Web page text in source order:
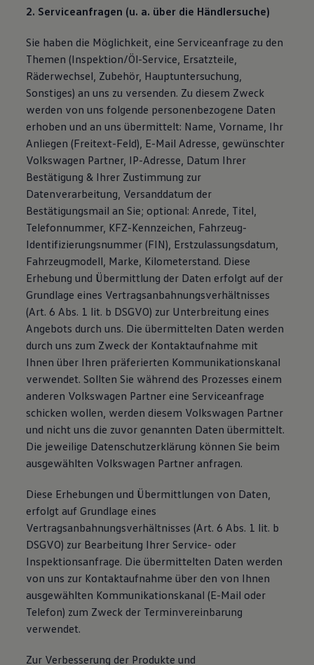
2. Serviceanfragen (u. a. über die Händlersuche)
Sie haben die Möglichkeit, eine Serviceanfrage zu den
Themen (Inspektion/Öl-Service, Ersatzteile,
Räderwechsel, Zubehör, Hauptuntersuchung,
Sonstiges) an uns zu versenden. Zu diesem Zweck
werden von uns folgende personenbezogene Daten
erhoben und an uns übermittelt: Name, Vorname, Ihr
Anliegen (Freitext-Feld), E-Mail Adresse, gewünschter
Volkswagen Partner, IP-Adresse, Datum Ihrer
Bestätigung & Ihrer Zustimmung zur
Datenverarbeitung, Versanddatum der
Bestätigungsmail an Sie; optional: Anrede, Titel,
Telefonnummer, KFZ-Kennzeichen, Fahrzeug-
Identifizierungsnummer (FIN), Erstzulassungsdatum,
Fahrzeugmodell, Marke, Kilometerstand. Diese
Erhebung und Übermittlung der Daten erfolgt auf der
Grundlage eines Vertragsanbahnungsverhältnisses
(Art. 6 Abs. 1 lit. b DSGVO) zur Unterbreitung eines
Angebots durch uns. Die übermittelten Daten werden
durch uns zum Zweck der Kontaktaufnahme mit
Ihnen über Ihren präferierten Kommunikationskanal
verwendet. Sollten Sie während des Prozesses einem
anderen Volkswagen Partner eine Serviceanfrage
schicken wollen, werden diesem Volkswagen Partner
und nicht uns die zuvor genannten Daten übermittelt.
Die jeweilige Datenschutzerklärung können Sie beim
ausgewählten Volkswagen Partner anfragen.
Diese Erhebungen und Übermittlungen von Daten,
erfolgt auf Grundlage eines
Vertragsanbahnungsverhältnisses (Art. 6 Abs. 1 lit. b
DSGVO) zur Bearbeitung Ihrer Service- oder
Inspektionsanfrage. Die übermittelten Daten werden
von uns zur Kontaktaufnahme über den von Ihnen
ausgewählten Kommunikationskanal (E-Mail oder
Telefon) zum Zweck der Terminvereinbarung
verwendet.
Zur Verbesserung der Produkte und